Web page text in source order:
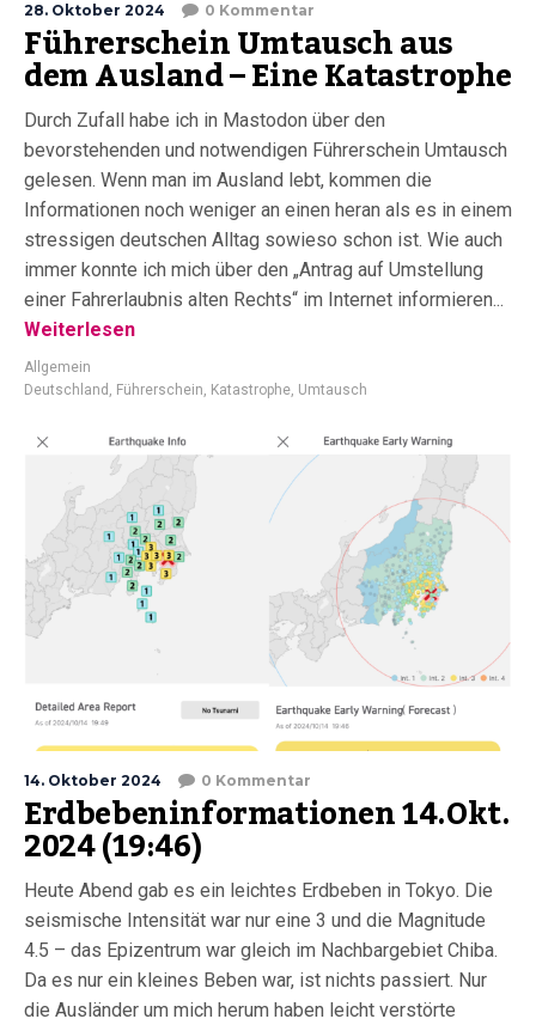
28. Oktober 2024 0 Kommentar
Führerschein Umtausch aus
dem Ausland – Eine Katastrophe
Durch Zufall habe ich in Mastodon über den
bevorstehenden und notwendigen Führerschein Umtausch
gelesen. Wenn man im Ausland lebt, kommen die
Informationen noch weniger an einen heran als es in einem
stressigen deutschen Alltag sowieso schon ist. Wie auch
immer konnte ich mich über den „Antrag auf Umstellung
einer Fahrerlaubnis alten Rechts“ im Internet informieren...
Weiterlesen
Allgemein
Deutschland , Führerschein, Katastrophe, Umtausch
14. Oktober 2024 0 Kommentar
Erdbebeninformationen 14.Okt.
2024 (19:46)
Heute Abend gab es ein leichtes Erdbeben in Tokyo. Die
seismische Intensität war nur eine 3 und die Magnitude
4.5 – das Epizentrum war gleich im Nachbargebiet Chiba.
Da es nur ein kleines Beben war, ist nichts passiert. Nur
die Ausländer um mich herum haben leicht verstörte